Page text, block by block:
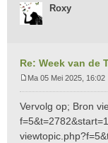
Roxy
Re: Week van de
r
i
c
Ma 05 Mei 2025, 16:02
Vervolg op; Bron